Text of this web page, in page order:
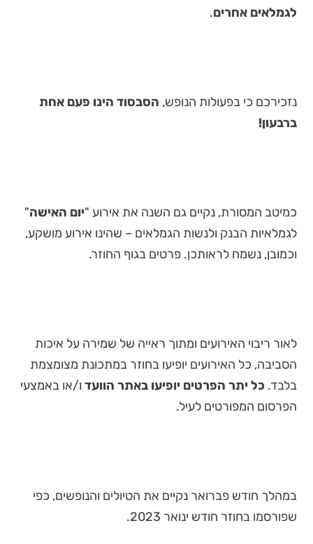
לגמלאים אחרים.
נזכירכם כי בפעולות הנופש, הסבסוד הינו פעם אחת
ברבעון!
כמיטב המסורת, נקיים גם השנה את אירוע "יום האישה"
לגמלאיות הבנק ולנשות הגמלאים – שהינו אירוע מושקע,
וכמובן, נשמח לראותכן. פרטים בגוף החוזר.
לאור ריבוי האירועים ומתוך ראייה של שמירה על איכות
הסביבה, כל האירועים יופיעו בחוזר במתכונת מצומצמת
בלבד. כל יתר הפרטים יופיעו באתר הוועד ו/או באמצעי
הפרסום המפורטים לעיל.
במהלך חודש פברואר נקיים את הטיולים והנופשים, כפי
שפורסמו בחוזר חודש ינואר 2023.